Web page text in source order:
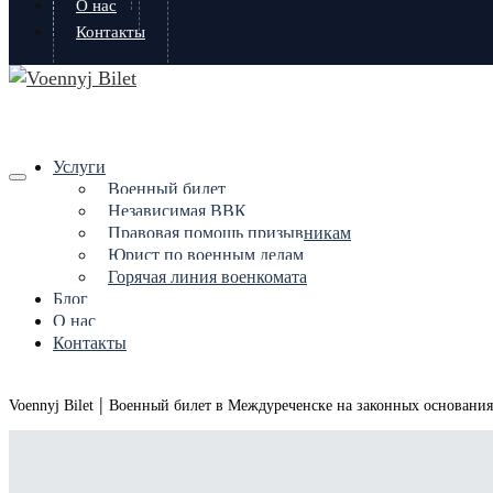
О нас
Контакты
Услуги
Военный билет
Независимая ВВК
Правовая помощь призывникам
Юрист по военным делам
Горячая линия военкомата
Блог
О нас
Контакты
Voennyj Bilet | Военный билет в Междуреченске на законных